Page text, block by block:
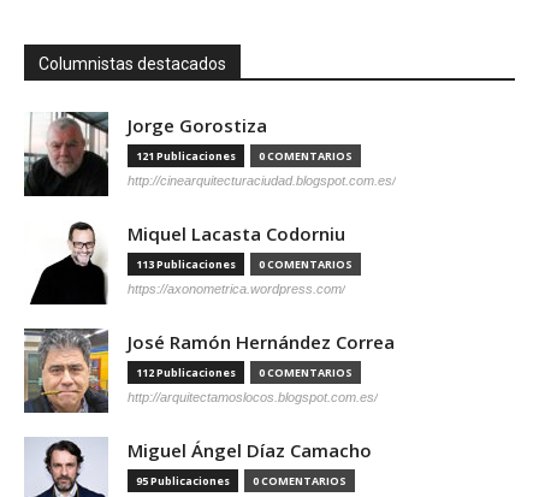
Columnistas destacados
Jorge Gorostiza
121 Publicaciones 0 COMENTARIOS
http://cinearquitecturaciudad.blogspot.com.es/
Miquel Lacasta Codorniu
113 Publicaciones 0 COMENTARIOS
https://axonometrica.wordpress.com/
José Ramón Hernández Correa
112 Publicaciones 0 COMENTARIOS
http://arquitectamoslocos.blogspot.com.es/
Miguel Ángel Díaz Camacho
95 Publicaciones 0 COMENTARIOS